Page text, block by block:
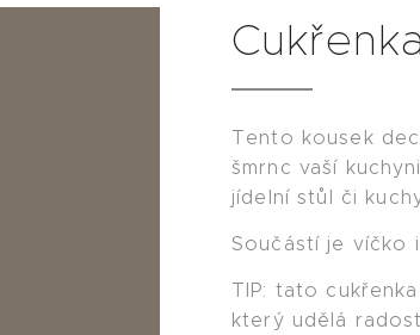
Cukřenka
Tento kousek
šmrnc vaší
jídelní stůl či
Součástí je víčko
TIP: tato
který udělá